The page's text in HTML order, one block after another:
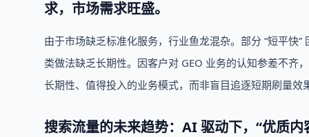
求，市场需求旺盛。
由于市场缺乏标准化服务，行业鱼龙混杂。部分 “短平快
类做法缺乏长期性。因客户对 GEO 业务的认知参差不
长期性、值得投入的业务模式，而非盲目追逐短期刷量效
搜索流量的未来趋势：AI 驱动下，“优质内